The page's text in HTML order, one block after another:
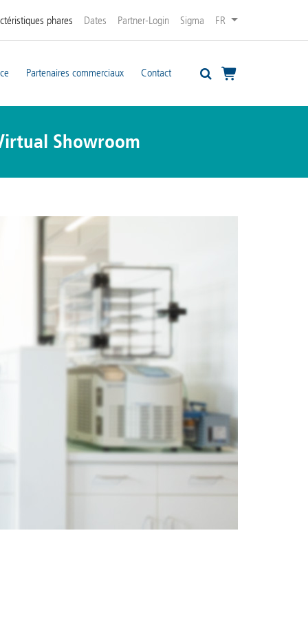
phares Dates Partner-Login Sigma FR
Partenaires commerciaux Contact
Showroom